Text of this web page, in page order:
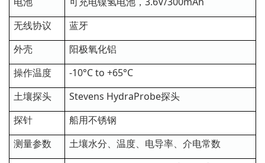
无线协议
蓝牙
外壳
阳极氧化铝
操作温度
-10°C to +65°C
土壤探头
Stevens HydraProbe探头
探针
船用不锈钢
测量参数
土壤水分、温度、电导率、介电常数